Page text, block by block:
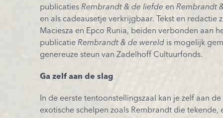
publicaties Rembrandt & de liefde en Rembrandt
en als cadeausetje verkrijgbaar. Tekst en redactie
Maciesza en Epco Runia, beiden verbonden aan
publicatie Rembrandt & de wereld is mogelijk
genereuze steun van Zadelhoff Cultuurfonds.
Ga zelf aan de slag
In de eerste tentoonstellingszaal kan je zelf aan
exotische schelpen zoals Rembrandt die tekende,